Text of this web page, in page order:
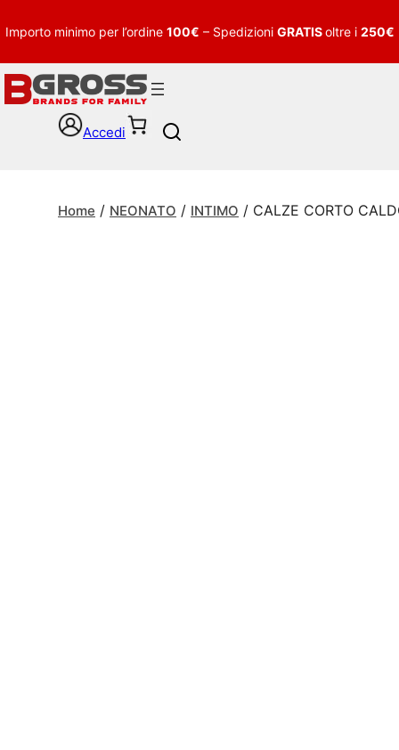
Importo minimo per l’ordine 100€ – Spedizioni GRATISoltre i 250€
Accedi
c
Home / NEONATO / INTIMO / CALZE CORTO